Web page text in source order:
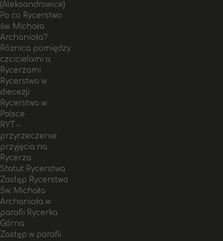
(Aleksandrowice)
Po co Rycerstwo
św. Michała
Archanioła?
Różnica pomiędzy
czcicielami a
Rycerzami
Rycerstwo w
diecezji
Rycerstwo w
Polsce
RYT –
przyrzeczenie
przyjęcia na
Rycerza
Statut Rycerstwa
Zastęp Rycerstwa
Św. Michała
Archanioła w
parafii Rycerka
Górna
Zastęp w parafii